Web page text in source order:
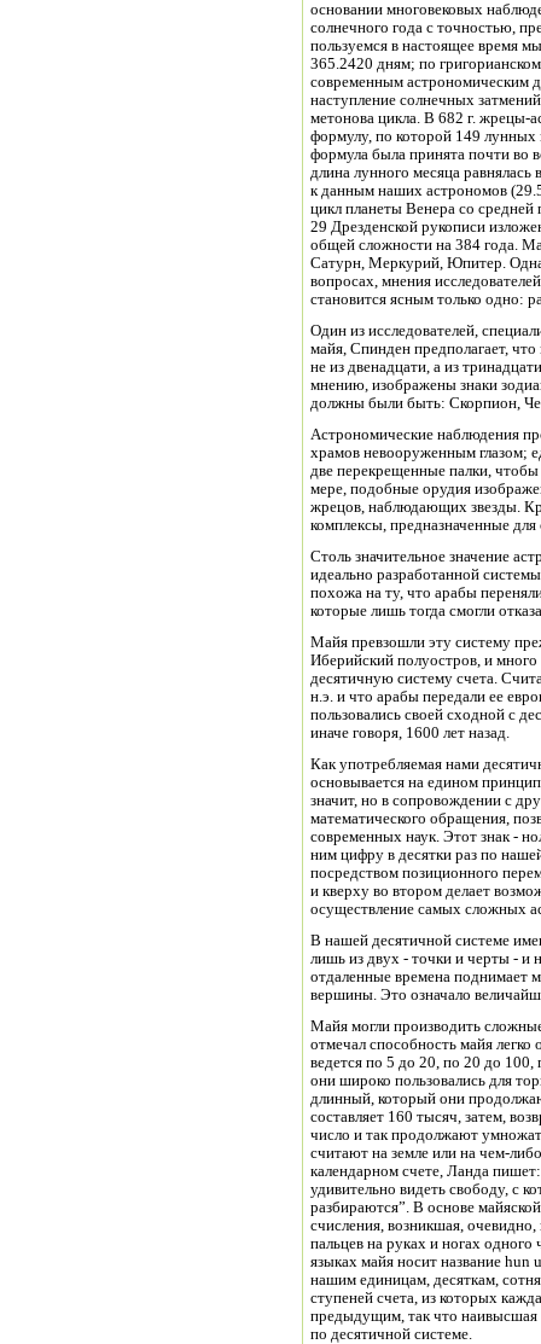
основании многовековых
солнечного года с точностью,
пользуемся в настоящее время
365.2420 дням; по
современным астрономическим
наступление солнечных
метонова цикла. В 682 г. жрецы-
формулу, по которой 149 лунных
формула была принята почти во
длина лунного месяца
к данным наших астрономов
цикл планеты Венера со
29 Дрезденской рукописи
общей сложности на 384 года.
Сатурн, Меркурий, Юпитер.
вопросах, мнения
становится ясным только одно:
Один из исследователей,
майя, Спинден предполагает,
не из двенадцати, а из
мнению, изображены знаки
должны были быть: Скорпион,
Астрономические наблюдения
храмов невооруженным глазом;
две перекрещенные палки,
мере, подобные орудия
жрецов, наблюдающих звезды.
комплексы, предназначенные
Столь значительное значение
идеально разработанной
похожа на ту, что арабы
которые лишь тогда смогли
Майя превзошли эту систему
Иберийский полуостров, и
десятичную систему счета.
н.э. и что арабы передали ее
пользовались своей сходной с
иначе говоря, 1600 лет назад.
Как употребляемая нами
основывается на едином
значит, но в сопровождении с
математического обращения,
современных наук. Этот знак -
ним цифру в десятки раз по
посредством позиционного
и кверху во втором делает
осуществление самых сложных
В нашей десятичной системе
лишь из двух - точки и черты - и
отдаленные времена поднимает
вершины. Это означало
Майя могли производить
отмечал способность майя
ведется по 5 до 20, по 20 до
они широко пользовались для
длинный, который они
составляет 160 тысяч, затем,
число и так продолжают
считают на земле или на чем-
календарном счете, Ланда
удивительно видеть свободу, с
разбираются”. В основе
счисления, возникшая,
пальцев на руках и ногах
языках майя носит название
нашим единицам, десяткам,
ступеней счета, из которых
предыдущим, так что наивысшая
по десятичной системе.